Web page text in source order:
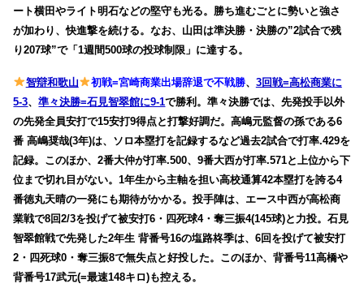
ート横田やライト明石などの堅守も光る。勝ち進むごとに勢いと強さ
が加わり、快進撃を続ける。なお、山田は準決勝・決勝の”2試合で残
り207球”で「1週間500球の投球制限」に達する。
智辯和歌山 初戦=宮崎商業出場辞退で不戦勝、 3回戦=高松商業に
5-3、準々決勝=石見智翠館に9-1で勝利。準々決勝では、先発投手以外
の先発全員安打で15安打9得点と打撃好調だ。高嶋元監督の孫である6
番 高嶋奨哉(3年)は、ソロ本塁打を記録するなど過去2試合で打率.429を
記録。このほか、2番大仲が打率.500、9番大西が打率.571と上位から下
位まで切れ目がない。1年生から主軸を担い高校通算42本塁打を誇る4
番徳丸天晴の一発にも期待がかかる。投手陣は、エース中西が高松商
業戦で8回2/3を投げて被安打6・四死球4・奪三振4(145球)と力投。石見
智翠館戦で先発した2年生 背番号16の塩路柊季は、6回を投げて被安打
2・四死球0・奪三振8で無失点と好投した。このほか、背番号11高橋や
背番号17武元(=最速148キロ)も控える。